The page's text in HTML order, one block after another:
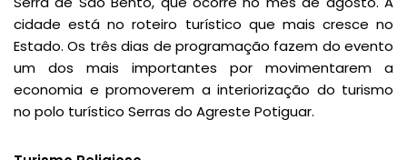
cidade está no roteiro turístico que mais cresce no
Estado. Os três dias de programação fazem do evento
um dos mais importantes por movimentarem a
economia e promoverem a interiorização do turismo
no polo turístico Serras do Agreste Potiguar.